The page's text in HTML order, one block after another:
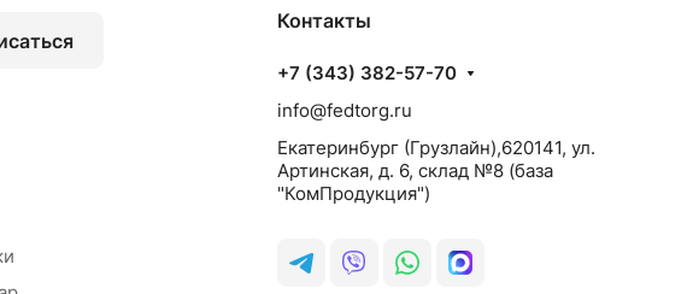
Контакты
+7 (343) 382-57-70
info@fedtorg.ru
Екатеринбург (Грузлайн),620141, ул.
Артинская, д. 6, склад №8 (база
"КомПродукция")